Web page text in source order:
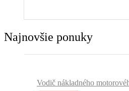
Najnovšie ponuky
Vodič nákladného